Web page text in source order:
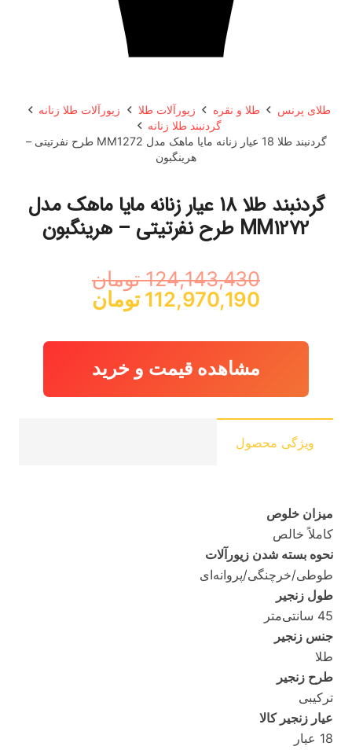
طلای پرنس طلا و نقره زیورآلات طلا
زیورآلات طلا زنانه
گردنبند طلا زنانه
گردنبند طلا 18 عیار زنانه مایا ماهک مدل MM1272 طرح نفرتیتی –
هرینگبون
گردنبند طلا 18 عیار زنانه مایا ماهک مدل
MM1272 طرح نفرتیتی – هرینگبون
124,143,430 تومان
قیمت
اصلی:
124,143,430 تومان
بود.
112,970,190 تومان
112,970,190
مشاهده قیمت و خرید
ویژگی محصول
میزان خلوص
کاملاً خالص
نحوه بسته شدن زیورآلات
طوطی/خرچنگی/پروانه‌ای
طول زنجیر
45 سانتی‌متر
جنس زنجیر
طلا
طرح زنجیر
ترکیبی
عیار زنجیر کالا
18 عیار